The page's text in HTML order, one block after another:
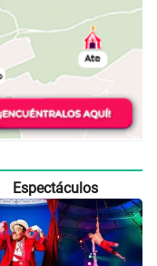
Espectáculos